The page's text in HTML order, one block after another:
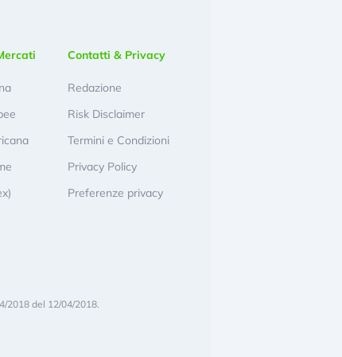
Contatti & Privacy
Redazione
Risk Disclaimer
Termini e Condizioni
Privacy Policy
Preferenze privacy
2018 del 12/04/2018.